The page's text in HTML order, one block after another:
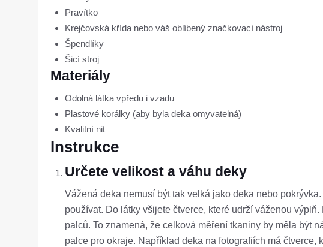
Pravítko
Krejčovská křída nebo váš oblíbený značkovací nástroj
Špendlíky
Šicí stroj
Materiály
Odolná látka vpředu i vzadu
Plastové korálky (aby byla deka omyvatelná)
Kvalitní nit
Instrukce
Určete velikost a váhu deky
Vážená deka nemusí být tak velká jako deka nebo
používat. Do látky všijete čtverce, které udrží váženou
palců. To znamená, že celková měření tkaniny by měla být
palce pro okraje. Například deka na fotografiích má čtverce,